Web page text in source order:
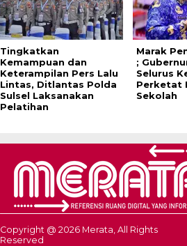
Tingkatkan
Kemampuan dan
Keterampilan Pers Lalu
Lintas, Ditlantas Polda
Sulsel Laksanakan
Pelatihan
Marak
;
Selurus
Perketat
Sekolah
Copyright @ 2026 Merata, All Rights
Reserved